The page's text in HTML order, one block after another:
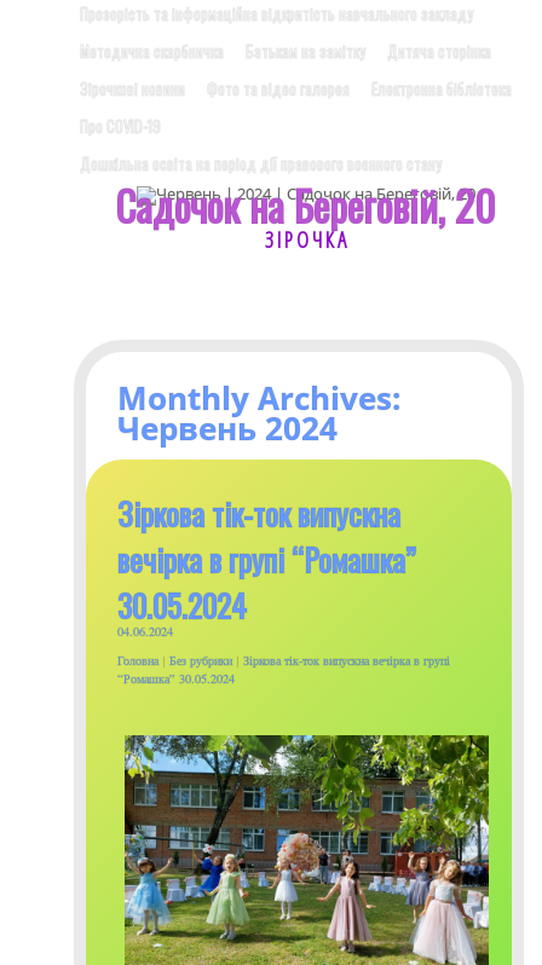
Прозорість та інформаційна відкритість навчального закладу
Методична скарбничка
Батькам на замітку
Дитяча сторінка
Зірочкові новини
Фото та відео галерея
Електронна бібліотека
Про COVID-19
Дошкільна освіта на період дії правового воєнного стану
Садочок на Береговій, 20
З І Р О Ч К А
Monthly Archives:
Червень 2024
Зіркова тік-ток випускна
вечірка в групі “Ромашка”
30.05.2024
04.06.2024
Головна | Без рубрики | Зіркова тік-ток випускна вечірка в групі
“Ромашка” 30.05.2024